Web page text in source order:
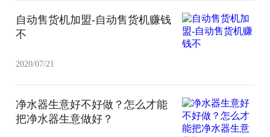
自动售货机加盟-自动售货机赚钱
不
2020/07/21
净水器生意好不好做？怎么才能
把净水器生意做好？